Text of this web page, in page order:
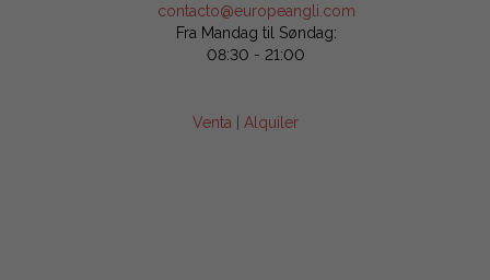
contacto@europeangli.com
Fra Mandag til Søndag:
08:30 - 21:00
Venta Alquiler